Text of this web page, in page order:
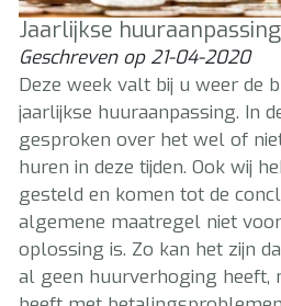
Jaarlijkse huuraanpassing
Geschreven op 21-04-2020
Deze week valt bij u weer de
jaarlijkse huuraanpassing. In
gesproken over het wel of
huren in deze tijden. Ook wij
gesteld en komen tot de
algemene maatregel niet
oplossing is. Zo kan het zijn
al geen huurverhoging heeft,